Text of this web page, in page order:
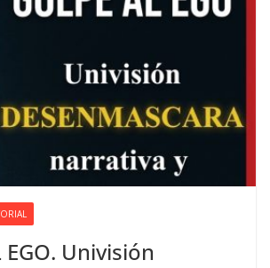
EGO. Univisión